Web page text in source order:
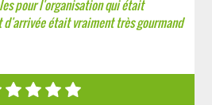
pour l'organisation qui était
était vraiment très gourmand